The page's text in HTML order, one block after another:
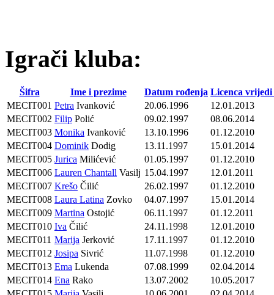
Igrači kluba:
Šifra Ime i prezime Datum rođenja Licenca vrijedi
MECIT001 Petra Ivanković 20.06.1996
12.01.2013
MECIT002 Filip Polić 09.02.1997
08.06.2014
MECIT003 Monika Ivanković 13.10.1996
01.12.2010
MECIT004 Dominik Dodig 13.11.1997
15.01.2014
MECIT005 Jurica Milićević 01.05.1997
01.12.2010
MECIT006 Lauren Chantall Vasilj 15.04.1997
12.01.2011
MECIT007 Krešo Čilić 26.02.1997
01.12.2010
MECIT008 Laura Latina Zovko 04.07.1997
15.01.2014
MECIT009 Martina Ostojić 06.11.1997
01.12.2011
MECIT010 Iva Čilić 24.11.1998
12.01.2010
MECIT011 Marija Jerković 17.11.1997
01.12.2010
MECIT012 Josipa Sivrić 11.07.1998
01.12.2010
MECIT013 Ema Lukenda 07.08.1999
02.04.2014
MECIT014 Ena Rako 13.07.2002
10.05.2017